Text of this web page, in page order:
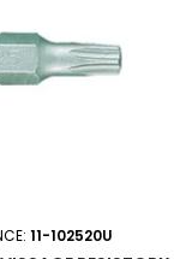
11-102520U